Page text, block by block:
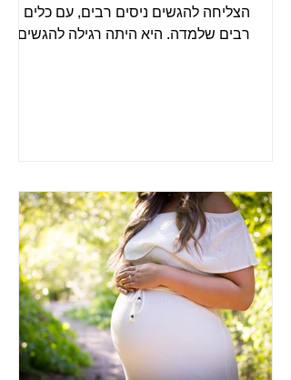
הצליחה להגשים ניסים רבים, עם כלים
רבים שלמדה. היא היתה רגילה להגשים